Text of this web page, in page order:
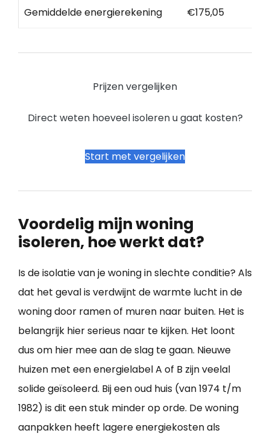
Gemiddelde energierekening €175,05
Prijzen vergelijken
Direct weten hoeveel isoleren u gaat kosten?
Start met vergelijken
Voordelig mijn woning
isoleren, hoe werkt dat?
Is de isolatie van je woning in slechte conditie? Als
dat het geval is verdwijnt de warmte lucht in de
woning door ramen of muren naar buiten. Het is
belangrijk hier serieus naar te kijken. Het loont
dus om hier mee aan de slag te gaan. Nieuwe
huizen met een energielabel A of B zijn veelal
solide geïsoleerd. Bij een oud huis (van 1974 t/m
1982) is dit een stuk minder op orde. De woning
aanpakken heeft lagere energiekosten als